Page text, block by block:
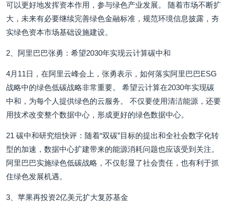
可以更好地发挥资本作用，参与绿色产业发展。 随着市场不断扩
大，未来有必要继续完善绿色金融标准，规范环境信息披露，夯
实绿色资本市场基础设施建设。
2、阿里巴巴张勇：希望2030年实现云计算碳中和
4月11日，在阿里云峰会上，张勇表示，如何落实阿里巴巴ESG
战略中的绿色低碳战略非常重要。 希望云计算在2030年实现碳
中和，为每个人提供绿色的云服务。 不仅要使用清洁能源，还要
用技术改变整个数据中心，形成更好的绿色数据中心。
21 碳中和研究组快评：随着“双碳”目标的提出和全社会数字化转
型的加速，数据中心扩建带来的能源消耗问题也应该受到关注。
阿里巴巴实施绿色低碳战略，不仅彰显了社会责任，也有利于抓
住绿色发展机遇。
3、苹果再投资2亿美元扩大复苏基金